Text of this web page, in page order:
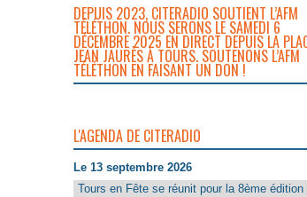
DEPUIS 2023, CITERADIO SOUTIENT L’AFM
TÉLÉTHON. NOUS SERONS LE SAMEDI 6
DÉCEMBRE 2025 EN DIRECT DEPUIS LA
JEAN JAURÈS À TOURS. SOUTENONS L’AFM
TÉLÉTHON EN FAISANT UN DON !
L'AGENDA DE CITERADIO
Le 13 septembre 2026
Tours en Fête se réunit pour la 8ème édition